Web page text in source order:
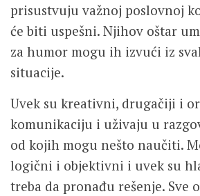
prisustvuju važnoj poslovnoj
će biti uspešni. Njihov oštar
za humor mogu ih izvući iz
situacije.
Uvek su kreativni, drugačiji i
komunikaciju i uživaju u
od kojih mogu nešto naučiti.
logični i objektivni i uvek su
treba da pronađu rešenje. Sve